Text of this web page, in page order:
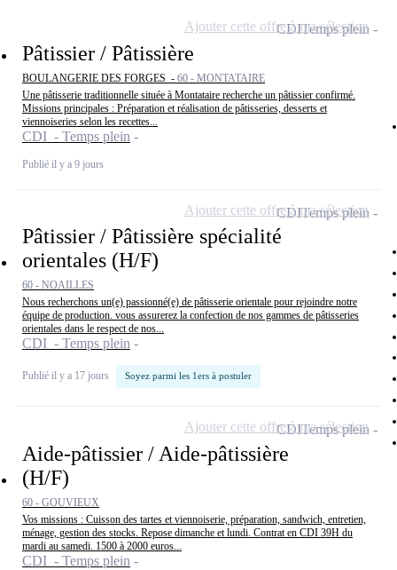
Pâtissier / Pâtissière
BOULANGERIE DES FORGES - 60 - MONTATAIRE
Une pâtisserie traditionnelle située à Montataire recherche un pâtissier confirmé.
Missions principales : Préparation et réalisation de pâtisseries, desserts et
viennoiseries selon les recettes...
CDI - Temps plein
Publié il y a 9 jours
CDITemps plein
Ajouter cette offre à ma sélection
Pâtissier / Pâtissière spécialité
orientales (H/F)
60 - NOAILLES
Nous recherchons un(e) passionné(e) de pâtisserie orientale pour rejoindre notre
équipe de production. vous assurerez la confection de nos gammes de pâtisseries
orientales dans le respect de nos...
CDI - Temps plein
Publié il y a 17 jours Soyez parmi les 1ers à postuler
CDITemps plein
Ajouter cette offre à ma sélection
Aide-pâtissier / Aide-pâtissière
(H/F)
60 - GOUVIEUX
Vos missions : Cuisson des tartes et viennoiserie, préparation, sandwich, entretien,
ménage, gestion des stocks. Repose dimanche et lundi. Contrat en CDI 39H du
mardi au samedi. 1500 à 2000 euros...
CDI - Temps plein
CDITemps plein
Ajouter cette offre à ma sélection